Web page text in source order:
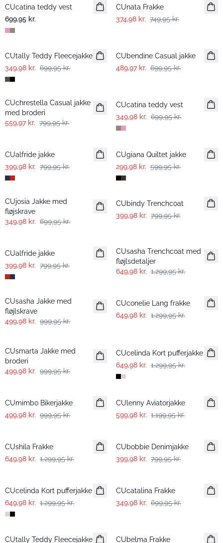
CUcatina teddy vest
699,95 kr.
CUnata Frakke
374,98 kr. 749,95 kr.
-50%
CUtally Teddy Fleecejakke
349,98 kr. 699,95 kr.
CUbendine Casual jakke
489,97 kr. 699,95 kr.
-30%
CUchrestella Casual jakke
med broderi
559,97 kr. 799,95 kr.
CUcatina teddy vest
349,98 kr. 699,95 kr.
CUalfride jakke
399,98 kr. 799,95 kr.
CUgiana Quiltet jakke
299,98 kr. 599,95 kr.
-50%
CUjosia Jakke med
fløjskrave
349,98 kr. 699,95 kr.
-50%
CUbindy Trenchcoat
399,98 kr. 799,95 kr.
CUalfride jakke
399,98 kr. 799,95 kr.
CUsasha Trenchcoat med
fløjlsdetaljer
649,98 kr. 1.299,95 kr.
CUsasha Jakke med
fløjlskrave
499,98 kr. 999,95 kr.
CUconelie Lang frakke
649,98 kr. 1.299,95 kr.
CUsmarta Jakke med
broderi
499,98 kr. 999,95 kr.
CUcelinda Kort pufferjakke
649,98 kr. 1.299,95 kr.
CUmimbo Bikerjakke
499,98 kr. 999,95 kr.
CUlenny Aviatorjakke
599,98 kr. 1.199,95 kr.
CUshila Frakke
649,98 kr. 1.299,95 kr.
CUbobbie Denimjakke
399,98 kr. 799,95 kr.
CUcelinda Kort pufferjakke
649,98 kr. 1.299,95 kr.
CUcatalina Frakke
349,98 kr. 699,95 kr.
-50%
CUtally Teddy Fleecejakke CUbelma Frakke